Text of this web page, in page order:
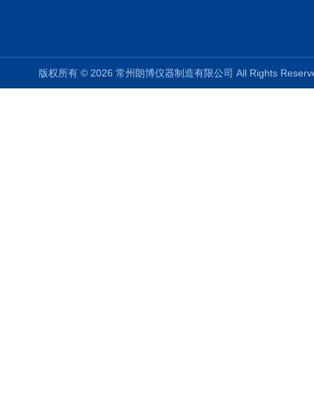
版权所有 © 2026 常州朗博仪器制造有限公司 All Rights